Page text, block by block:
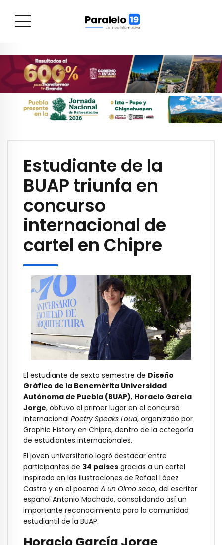
Estudiante de la
BUAP triunfa en
concurso
internacional de
cartel en Chipre
El estudiante de sexto semestre de Diseño
Gráfico de la Benemérita Universidad
Autónoma de Puebla (BUAP), Horacio García
Jorge, obtuvo el primer lugar en el concurso
internacional Poetry Speaks Loud, organizado por
Graphic History en Chipre, dentro de la categoría
de estudiantes internacionales.
El joven universitario logró destacar entre
participantes de 34 países gracias a un cartel
inspirado en las ilustraciones de Rafael López
Castro y en el poema A un Olmo seco, del escritor
español Antonio Machado, consolidando así un
importante reconocimiento para la comunidad
estudiantil de la BUAP.